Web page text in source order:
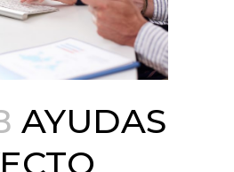
AYUDAS